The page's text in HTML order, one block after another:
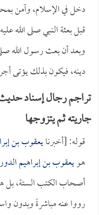
دخل في الإسلام، وآمن
قبل بعثة النبي صلى الله
وبعد أن بعث رسول الله
دينه، فيكون بذلك يؤتى
تراجم رجال إسناد
جاريته ثم يتزوجها
قوله: [أخبرنايعقوب بن
هويعقوب بن إبراهيم
أصحاب الكتب الستة،
رووا عنه مباشرةً وبدون